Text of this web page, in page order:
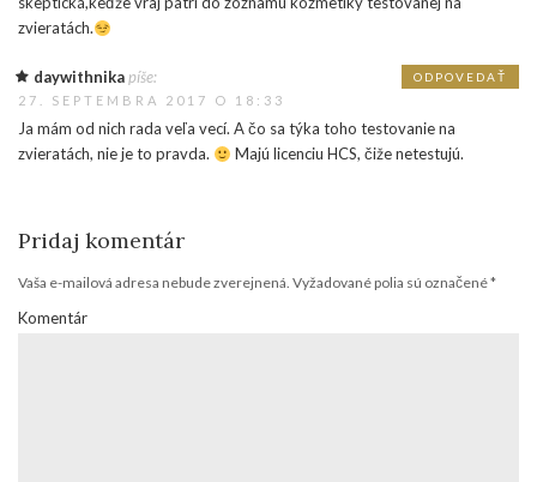
zvieratách.
daywithnikapíše:
27. SEPTEMBRA 2017 O 18:33
Ja mám od nich rada veľa vecí. A čo sa týka toho testovanie na
zvieratách, nie je to pravda.
Majú licenciu HCS, čiže netestujú.
ODPOVEDAŤ
Pridaj komentár
Vaša e-mailová adresa nebude zverejnená. Vyžadované polia sú označené*
Komentár